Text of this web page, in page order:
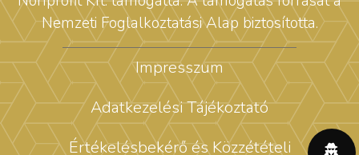
Nemzeti Foglalkoztatási Alap biztosította.
Impresszum
Adatkezelési Tájékoztató
Értékelésbekérő és Közzétételi